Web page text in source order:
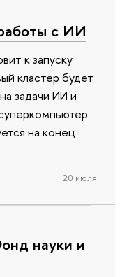
с ИИ
к запуску
кластер будет
задачи ИИ и
на конец
20 июля
науки и